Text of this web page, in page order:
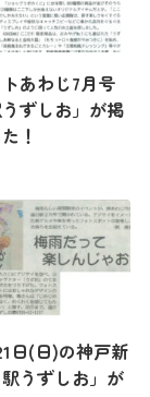
あわじ7月号
ずしお」が掲
！
日(日)の神戸新
うずしお」が